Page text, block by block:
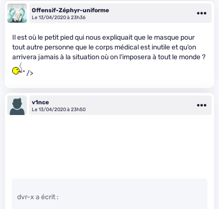
Offensif-Zéphyr-uniforme
Le 13/04/2020 à 23h36
Il est où le petit pied qui nous expliquait que le masque pour
tout autre personne que le corps médical est inutile et qu’on
arrivera jamais à la situation où on l’imposera à tout le monde ?
" />
v1nce
Le 13/04/2020 à 23h50
dvr-x a écrit :